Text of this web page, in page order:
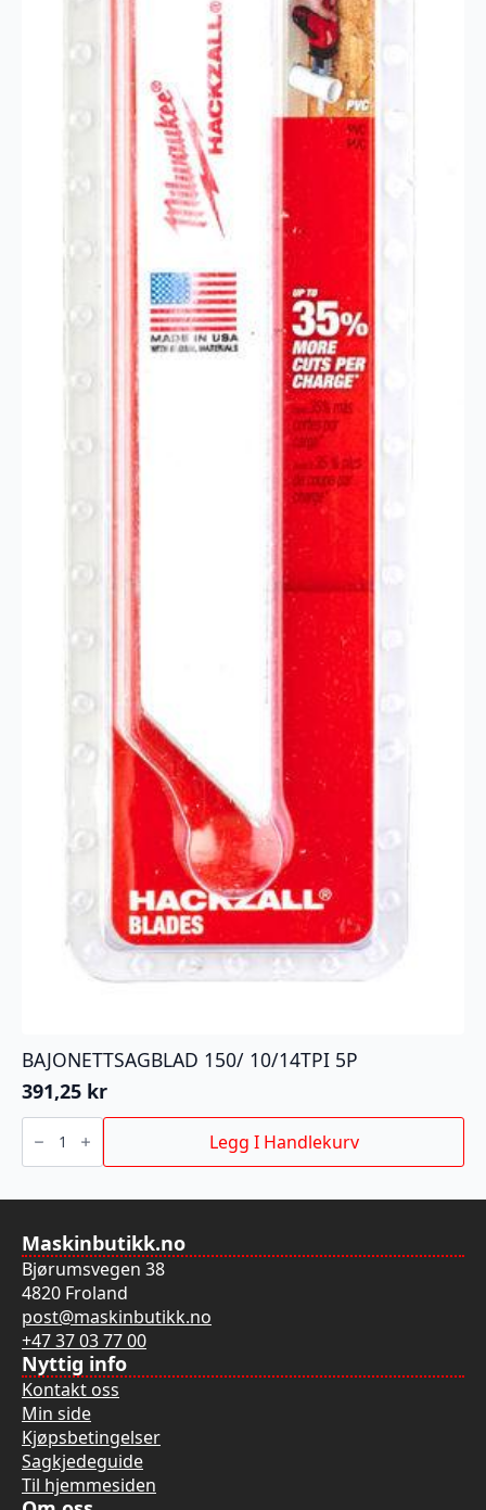
BAJONETTSAGBLAD 150/ 10/14TPI 5P
391,25 kr
BAJONETTSAGBLAD
150/
10/14TPI
5P
Legg I Handlekurv
Maskinbutikk.no
Bjørumsvegen 38
4820 Froland
post@maskinbutikk.no
+47 37 03 77 00
Nyttig info
Kontakt oss
Min side
Kjøpsbetingelser
Sagkjedeguide
Til hjemmesiden